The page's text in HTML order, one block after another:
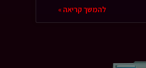
להמשך קריאה »